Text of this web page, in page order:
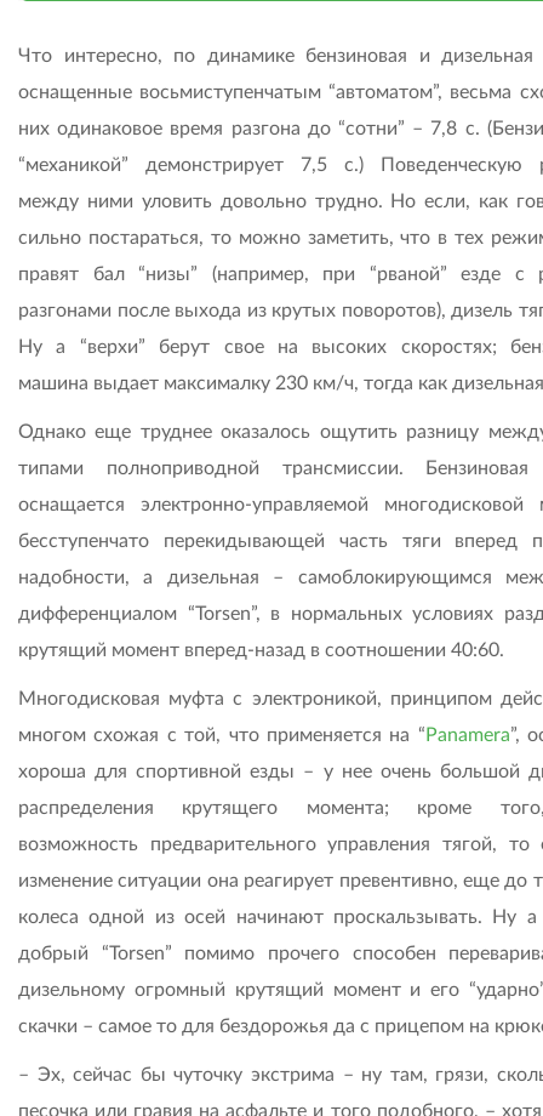
Что интересно, по динамике бензиновая и дизельная
оснащенные восьмиступенчатым “автоматом”, весьма
них одинаковое время разгона до “сотни” – 7,8 с.
“механикой” демонстрирует 7,5 с.) Поведенческую
между ними уловить довольно трудно. Но если, как
сильно постараться, то можно заметить, что в тех
правят бал “низы” (например, при “рваной” езде с
разгонами после выхода из крутых поворотов), дизель
Ну а “верхи” берут свое на высоких скоростях;
машина выдает максималку 230 км/ч, тогда как
Однако еще труднее оказалось ощутить разницу
типами полноприводной трансмиссии. Бензиновая
оснащается электронно-управляемой многодисковой
бесступенчато перекидывающей часть тяги вперед
надобности, а дизельная – самоблокирующимся
дифференциалом “Torsen”, в нормальных условиях
крутящий момент вперед-назад в соотношении 40:60.
Многодисковая муфта с электроникой, принципом
многом схожая с той, что применяется на “ Panamera”,
хороша для спортивной езды – у нее очень большой
распределения крутящего момента; кроме
возможность предварительного управления тягой, то
изменение ситуации она реагирует превентивно, еще до
колеса одной из осей начинают проскальзывать. Ну
добрый “Torsen” помимо прочего способен
дизельному огромный крутящий момент и его
скачки – самое то для бездорожья да с прицепом на
– Эх, сейчас бы чуточку экстрима – ну там, грязи,
песочка или гравия на асфальте и того подобного, –